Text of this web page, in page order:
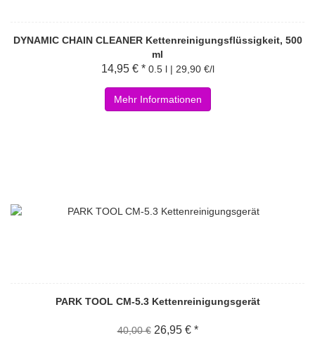
DYNAMIC CHAIN CLEANER Kettenreinigungsflüssigkeit, 500
ml
14,95 € * 0.5 l | 29,90 €/l
Mehr Informationen
PARK TOOL CM-5.3 Kettenreinigungsgerät
40,00 € 26,95 € *